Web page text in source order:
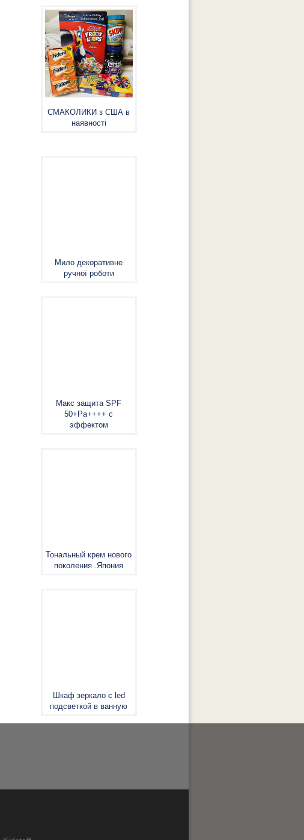
СМАКОЛИКИ з США в
наявності
Мило декоративне
ручної роботи
Макс защита SPF
50+Pa++++ с
эффектом
Тональный крем нового
поколения .Япония
Шкаф зеркало с led
подсветкой в ванную